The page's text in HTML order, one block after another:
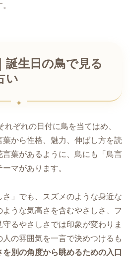
誕生日の鳥で見る
い
れぞれの日付に鳥を当てはめ、
から性格、魅力、伸ばし方を読
葉があるように、鳥にも「鳥言
マがあります。
」でも、スズメのような身近な
うな気高さを含むやさしさ、フ
るやさしさでは印象が変わりま
の雰囲気を一言で決めつけるも
を別の角度から眺めるための入口